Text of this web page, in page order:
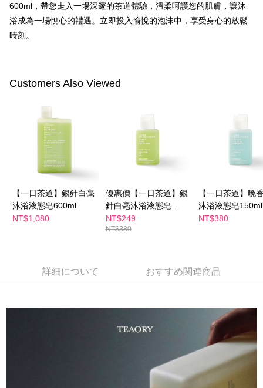
代金納付期限は最短で 14 日以内ですので、ご注意ください。AFTEE アプ
リをダウンロードして AFTEE 会員になるとお支払い期限を最長 45 日以内
約商品や商品到着日が比較的遅い商品）。そのため、商品到着の有無に関
二、支払い限度額
1.初回 AFTEEを ご利用の際に、認証結果及び当社の審査の結果に基づ
き、限度額が設定されます。
2.決済金額は最低NT$20です。
3.現在、台湾の会員のみご利用いただけます。
三、利用規約「AFTEE代金後払い」（以下当サービスという）はネットプ
ます。当サービスご利用の際に提供しなければならない個人情報（注文者
の氏名、電話番号、受取人の氏名、電話番号、受取人住所を含むがこれに
限らない）は、AFTEEに渡され当サービスで必要な範囲内で利用されま
す。AFTEEの個人情報の収集、処理、利用について、詳細はAFTEE公式ホ
AFTEEの初回ご利用の際に、審査を通過すれば、最高額がNT$10,000にな
個人情報の処理、利用について疑問がある、または関連する法律の権利を
行使したい場合は、ネットプロテクションズ
cs_tw@netprotections.co.jp
にご連絡ください。上記に示した個人情報を、必要な購入注文書とあわせ
てAFTEEにご提供いただく、またはAFTEEにあなたの個人情報の収集、処
理、利用を許可することににご同意いただけない場合は、当サービスを選
萊爾富取貨付款
配送毎にNT$100、NT$600以上で送料無料
7-11付款取貨
付款後7-11取貨
配送毎にNT$100、NT$600以上で送料無料
配送毎にNT$100、NT$600以上で送料無料
離島配送
配送毎にNT$150、NT$1,500以上で送料無料
600ml，帶您走入一場深邃的茶道體驗，溫柔呵護您的肌膚，讓沐
浴成為一場悅心的禮遇。立即投入愉悅的泡沫中，享受身心的放鬆
時刻。
Customers Also Viewed
【一日茶道】銀針白毫
沐浴液態皂600ml
NT$1,080
優惠價【一日茶道】銀
針白毫沐浴液態皂
150ml
NT$249
NT$380
【一日茶道】晚
沐浴液態皂150ml
NT$380
詳細について おすすめ関連商品